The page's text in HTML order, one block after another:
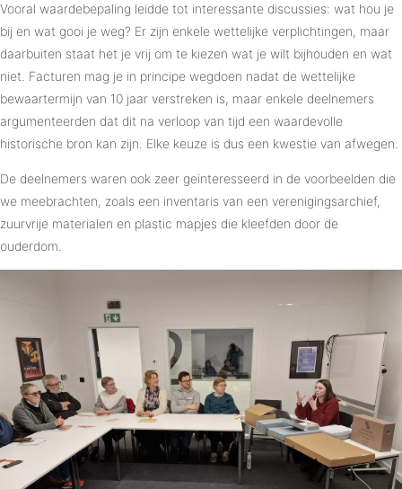
Vooral waardebepaling leidde tot interessante discussies: wat hou je
bij en wat gooi je weg? Er zijn enkele wettelijke verplichtingen, maar
daarbuiten staat het je vrij om te kiezen wat je wilt bijhouden en wat
niet. Facturen mag je in principe wegdoen nadat de wettelijke
bewaartermijn van 10 jaar verstreken is, maar enkele deelnemers
argumenteerden dat dit na verloop van tijd een waardevolle
historische bron kan zijn. Elke keuze is dus een kwestie van afwegen.
De deelnemers waren ook zeer geïnteresseerd in de voorbeelden die
we meebrachten, zoals een inventaris van een verenigingsarchief,
zuurvrije materialen en plastic mapjes die kleefden door de
ouderdom.